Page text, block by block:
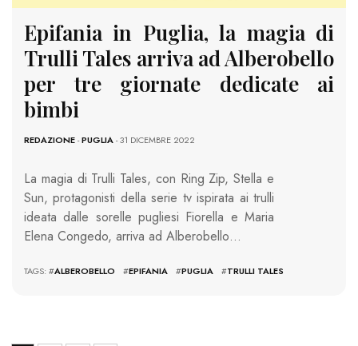
Epifania in Puglia, la magia di
Trulli Tales arriva ad Alberobello
per tre giornate dedicate ai
bimbi
REDAZIONE-PUGLIA- 31 DICEMBRE 2022
La magia di Trulli Tales, con Ring Zip, Stella e
Sun, protagonisti della serie tv ispirata ai trulli
ideata dalle sorelle pugliesi Fiorella e Maria
Elena Congedo, arriva ad Alberobello…
TAGS: #ALBEROBELLO #EPIFANIA #PUGLIA #TRULLI TALES